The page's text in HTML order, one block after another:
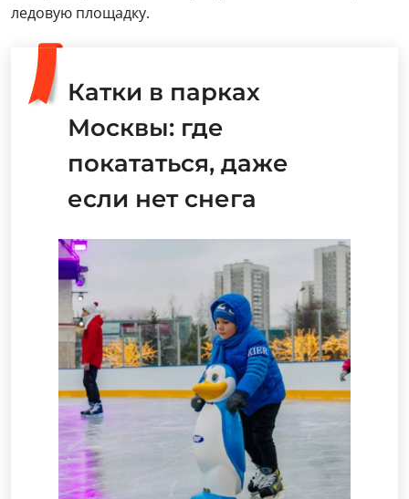
ледовую площадку.
Катки в парках
Москвы: где
покататься, даже
если нет снега